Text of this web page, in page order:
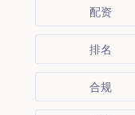
配资
排名
合规